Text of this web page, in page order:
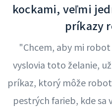
kockami, veľmi
príkazy
"Chcem, aby mi
vyslovia toto želanie,
príkaz, ktorý môže
pestrých farieb, kde sa